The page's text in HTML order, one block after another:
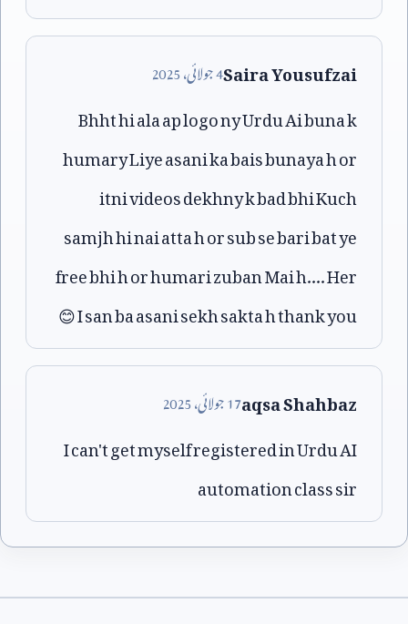
Saira Yousufzai
4جولائی،2025
Bhht hi ala ap logo ny Urdu Ai buna k
humary Liye asani ka bais bunaya h or
itni videos dekhny k bad bhi Kuch
samjh hi nai atta h or sub se bari bat ye
free bhi h or humari zuban Mai h.... Her
I san ba asani sekh sakta h thank you
😊
aqsa Shahbaz
17جولائی،2025
I can't get myself registered in Urdu AI
automation class sir